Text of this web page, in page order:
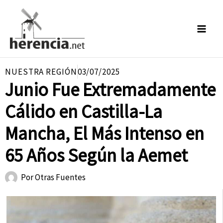
contenido
NUESTRA REGIÓN03/07/2025
Junio Fue Extremadamente
Cálido en Castilla-La
Mancha, El Más Intenso en
65 Años Según la Aemet
PorOtras Fuentes